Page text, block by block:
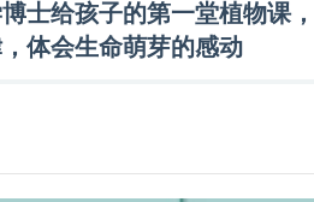
士给孩子的第一堂植物课
体会生命萌芽的感动